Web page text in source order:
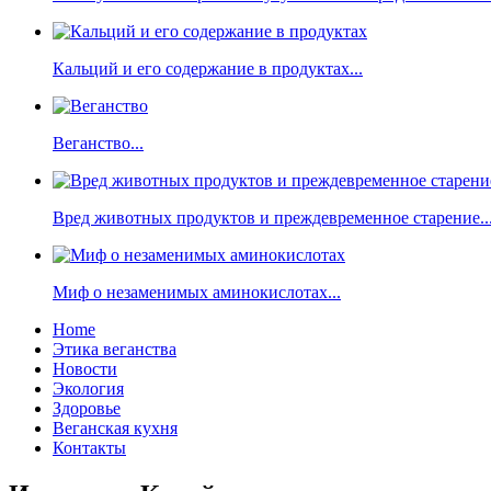
Кальций и его содержание в продуктах...
Веганство...
Вред животных продуктов и преждевременное
Миф о незаменимых аминокислотах...
Home
Этика веганства
Новости
Экология
Здоровье
Веганская кухня
Контакты